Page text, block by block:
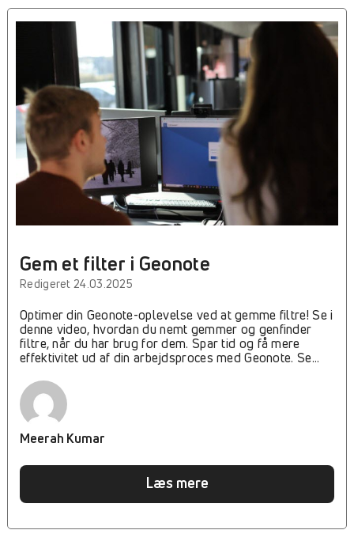
Gem et filter i Geonote
Redigeret 24.03.2025
Optimer din Geonote-oplevelse ved at gemme filtre! Se i
denne video, hvordan du nemt gemmer og genfinder
filtre, når du har brug for dem. Spar tid og få mere
effektivitet ud af din arbejdsproces med Geonote. Se
Meerah Kumar
Læs mere